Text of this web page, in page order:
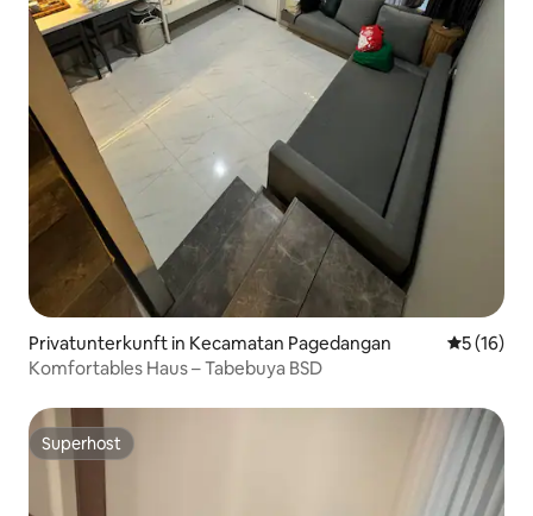
Privatunterkunft in Kecamatan Pagedangan
5 (16)
Komfortables Haus – Tabebuya BSD
Superhost
Superhost